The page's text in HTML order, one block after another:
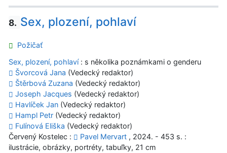
8. Sex, plození, pohlaví
Požičať
Sex, plození, pohlaví: s několika poznámkami o genderu
Švorcová Jana (Vedecký redaktor)
Štěrbová Zuzana (Vedecký redaktor)
Joseph Jacques (Vedecký redaktor)
Havlíček Jan (Vedecký redaktor)
Hampl Petr (Vedecký redaktor)
Fulínová Eliška (Vedecký redaktor)
Červený Kostelec :
Pavel Mervart , 2024. - 453 s. :
ilustrácie, obrázky, portréty, tabuľky, 21 cm